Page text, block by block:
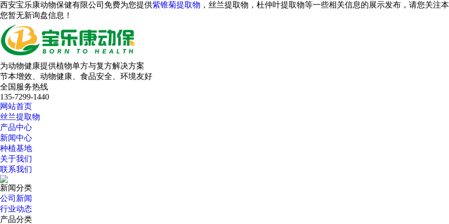
西安宝乐康动物保健有限公司免费为您提供紫锥菊提取物 ，丝兰提取物，杜仲叶提取物等一些相关信息的展示发布，请您关注
您暂无新询盘信息！
为动物健康提供植物单方与复方解决方案
节本增效、动物健康、食品安全、环境友好
全国服务热线
135-7299-1440
网站首页
丝兰提取物
产品中心
新闻中心
种植基地
关于我们
联系我们
新闻分类
公司新闻
行业动态
产品分类